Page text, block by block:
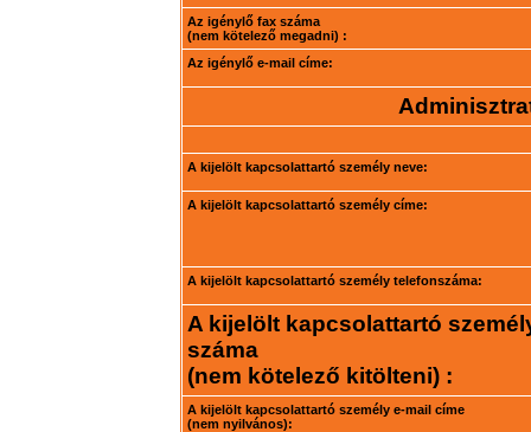
Az igénylő fax száma
(nem kötelező megadni) :
Az igénylő e-mail címe:
A kijelölt kapcsolattartó személy neve:
A kijelölt kapcsolattartó személy címe:
A kijelölt kapcsolattartó személy telefonszáma:
A kijelölt kapcsolattartó
száma
(nem kötelező kitölteni) :
A kijelölt kapcsolattartó személy e-mail címe
(nem nyilvános):